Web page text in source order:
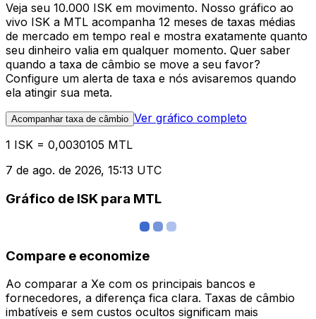
Veja seu 10.000 ISK em movimento. Nosso gráfico ao
vivo ISK a MTL acompanha 12 meses de taxas médias
de mercado em tempo real e mostra exatamente quanto
seu dinheiro valia em qualquer momento. Quer saber
quando a taxa de câmbio se move a seu favor?
Configure um alerta de taxa e nós avisaremos quando
ela atingir sua meta.
Acompanhar taxa de câmbio Ver gráfico completo
1 ISK = 0,0030105 MTL
7 de ago. de 2026, 15:13 UTC
Gráfico de ISK para MTL
Compare e economize
Ao comparar a Xe com os principais bancos e
fornecedores, a diferença fica clara. Taxas de câmbio
imbatíveis e sem custos ocultos significam mais